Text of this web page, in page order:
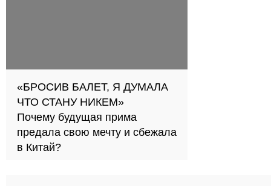
«БРОСИВ БАЛЕТ, Я ДУМАЛА
ЧТО СТАНУ НИКЕМ»
Почему будущая прима
предала свою мечту и сбежала
в Китай?